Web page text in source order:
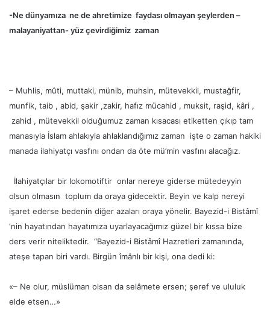
-Ne dünyamıza ne de ahretimize faydası olmayan şeylerden –
malayaniyattan- yüz çevirdiğimiz zaman
– Muhlis, mûti, muttaki, münib, muhsin, mütevekkil, mustağfir,
munfik, taib , abid, şakir ,zakir, hafız mücahid , muksit, raşid, kâri ,
zahid , mütevekkil olduğumuz zaman kısacası etiketten çıkıp tam
manasıyla İslam ahlakıyla ahlaklandığımız zaman işte o zaman hakiki
manada ilahiyatçı vasfını ondan da öte mü’min vasfını alacağız.
İlahiyatçılar bir lokomotiftir onlar nereye giderse mütedeyyin
olsun olmasın toplum da oraya gidecektir. Beyin ve kalp nereyi
işaret ederse bedenin diğer azaları oraya yönelir. Bayezid-i Bistâmî
‘nin hayatından hayatımıza uyarlayacağımız güzel bir kıssa bize
ders verir niteliktedir. “Bayezid-i Bistâmî Hazretleri zamanında,
ateşe tapan biri vardı. Birgün îmânlı bir kişi, ona dedi ki:
«– Ne olur, müslüman olsan da selâmete ersen; şeref ve ulu­luk
elde etsen…»